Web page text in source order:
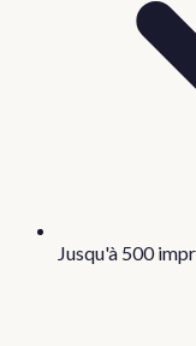
Jusqu'à 500